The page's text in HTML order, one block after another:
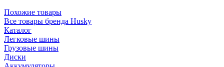
Похожие товары
Все товары бренда Husky
Каталог
Легковые шины
Грузовые шины
Диски